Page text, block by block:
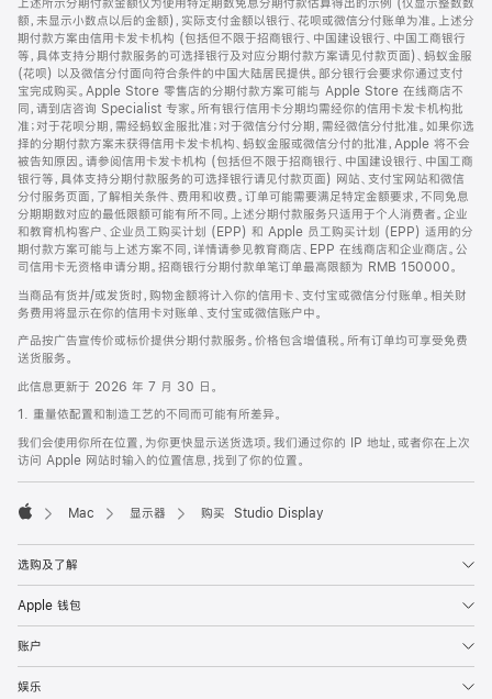
脚
上述所示分期付款金额仅为使用特定期数免息分期付款估算得出的示例 (仅显示整数数
额，未显示小数点以后的金额)，实际支付金额以银行、花呗或微信分付账单为准。上述分
期付款方案由信用卡发卡机构 (包括但不限于招商银行、中国建设银行、中国工商银行
等，具体支持分期付款服务的可选择银行及对应分期付款方案请见付款页面)、蚂蚁金服
(花呗) 以及微信分付面向符合条件的中国大陆居民提供。部分银行会要求你通过支付
宝完成购买。Apple Store 零售店的分期付款方案可能与 Apple Store 在线商店不
同，请到店咨询 Specialist 专家。所有银行信用卡分期均需经你的信用卡发卡机构批
准；对于花呗分期，需经蚂蚁金服批准；对于微信分付分期，需经微信分付批准。如果你选
择的分期付款方案未获得信用卡发卡机构、蚂蚁金服或微信分付的批准，Apple 将不会
被告知原因。请参阅信用卡发卡机构 (包括但不限于招商银行、中国建设银行、中国工商
银行等，具体支持分期付款服务的可选择银行请见付款页面) 网站、支付宝网站和微信
分付服务页面，了解相关条件、费用和收费。订单可能需要满足特定金额要求，不同免息
分期期数对应的最低限额可能有所不同。上述分期付款服务只适用于个人消费者。企业
和教育机构客户、企业员工购买计划 (EPP) 和 Apple 员工购买计划 (EPP) 适用的分
期付款方案可能与上述方案不同，详情请参见教育商店、EPP 在线商店和企业商店。公
司信用卡无资格申请分期。招商银行分期付款单笔订单最高限额为 RMB 150000。
当商品有货并/或发货时，购物金额将计入你的信用卡、支付宝或微信分付账单。相关财
务费用将显示在你的信用卡对账单、支付宝或微信账户中。
产品按广告宣传价或标价提供分期付款服务。价格包含增值税。所有订单均可享受免费
送货服务。
此信息更新于 2026 年 7 月 30 日。
1. 重量依配置和制造工艺的不同而可能有所差异。
我们会使用你所在位置，为你更快显示送货选项。我们通过你的 IP 地址，或者你在上次
访问 Apple 网站时输入的位置信息，找到了你的位置。
Mac 显示器 购买 Studio Display
选购及了解
Apple 钱包
账户
娱乐